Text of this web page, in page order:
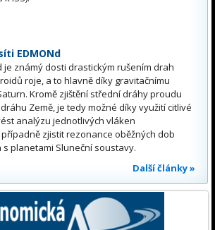
EDMONd
je známý dosti drastickým rušením drah
roje, a to hlavně díky gravitačnímu
Kromě zjištění střední dráhy proudu
Země, je tedy možné díky využití citlivé
analýzu jednotlivých vláken
zjistit rezonance oběžných dob
planetami Sluneční soustavy.
Další články »